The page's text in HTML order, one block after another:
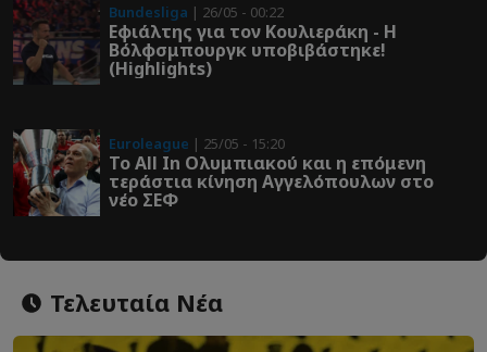
Bundesliga | 26/05 - 00:22
Εφιάλτης για τον Κουλιεράκη - Η
Βόλφσμπουργκ υποβιβάστηκε!
(Highlights)
Euroleague | 25/05 - 15:20
Το All In Ολυμπιακού και η επόμενη
τεράστια κίνηση Αγγελόπουλων στο
νέο ΣΕΦ
Τελευταία Νέα